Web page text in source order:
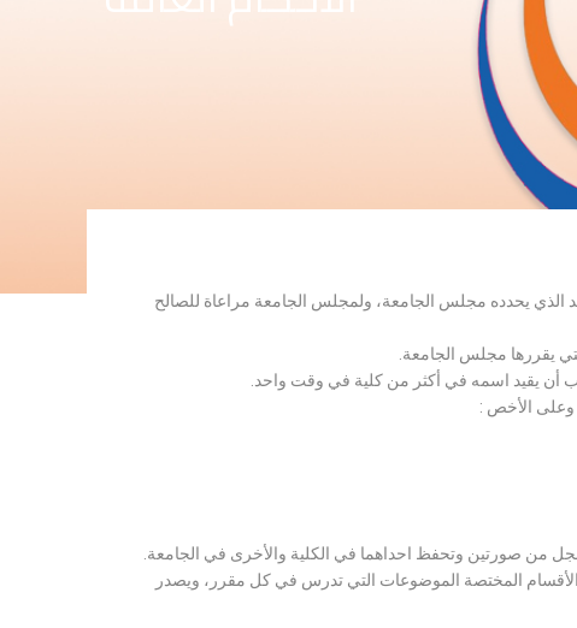
الذي يحدده مجلس الجامعة، ولمجلس الجامعة مراعاة للصالح
يقررها مجلس الجامعة.
أن يقيد اسمه في أكثر من كلية في وقت واحد.
وعلى الأخص :
من صورتين وتحفظ احداهما في الكلية والأخرى في الجامعة.
الأقسام المختصة الموضوعات التي تدرس في كل مقرر، ويصدر